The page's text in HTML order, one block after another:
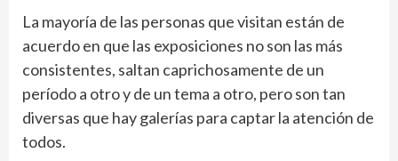
La mayoría de las personas que visitan están de
acuerdo en que las exposiciones no son las más
consistentes, saltan caprichosamente de un
período a otro y de un tema a otro, pero son tan
diversas que hay galerías para captar la atención de
todos.